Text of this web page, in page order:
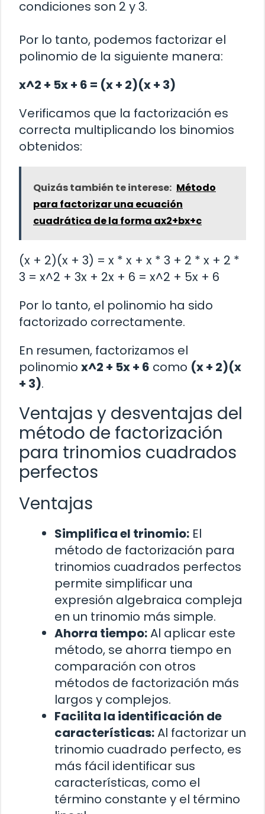
condiciones son 2 y 3.
Por lo tanto, podemos factorizar el
polinomio de la siguiente manera:
x^2 + 5x + 6 = (x + 2)(x + 3)
Verificamos que la factorización es
correcta multiplicando los binomios
obtenidos:
Quizás también te interese: Método
para factorizar una ecuación
cuadrática de la forma ax2+bx+c
(x + 2)(x + 3) = x * x + x * 3 + 2 * x + 2 *
3 = x^2 + 3x + 2x + 6 = x^2 + 5x + 6
Por lo tanto, el polinomio ha sido
factorizado correctamente.
En resumen, factorizamos el
polinomio x^2 + 5x + 6 como (x + 2)(x
+ 3).
Ventajas y desventajas del
método de factorización
para trinomios cuadrados
perfectos
Ventajas
Simplifica el trinomio: El
método de factorización para
trinomios cuadrados perfectos
permite simplificar una
expresión algebraica compleja
en un trinomio más simple.
Ahorra tiempo:Al aplicar este
método, se ahorra tiempo en
comparación con otros
métodos de factorización más
largos y complejos.
Facilita la identificación de
características:Al factorizar un
trinomio cuadrado perfecto, es
más fácil identificar sus
características, como el
término constante y el término